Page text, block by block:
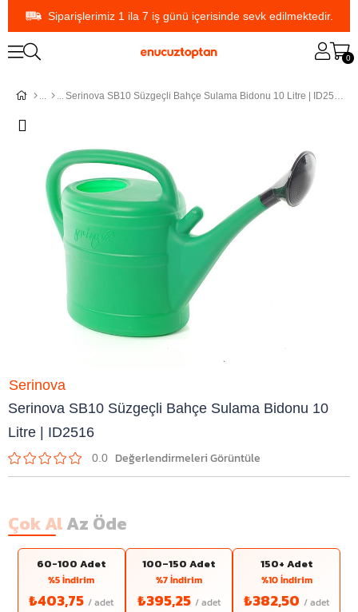
Siparişlerimiz 1 ila 7 iş günü içerisinde sevk edilmektedir.
0
Serinova SB10 Süzgeçli Bahçe Sulama Bidonu 10 Litre | ID2516
Serinova SB10 Süzgeçli Bahçe Sulama Bidonu 10
Litre | ID2516
0.0
Serinova
Çok AlAz Öde
60-100 Adet
%5 İndirim
₺403,75
100–150 Adet
%7 İndirim
₺395,25
150+ Adet
%10 İndirim
₺382,50